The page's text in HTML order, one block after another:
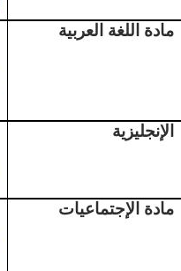
مادة اللغة العربية
الإنجليزية
مادة الإجتماعيات